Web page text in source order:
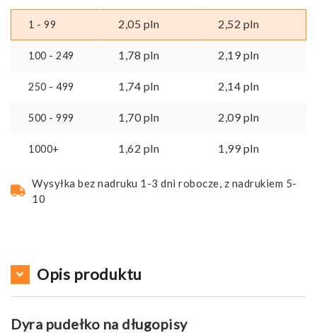
1 - 99 2,05 pln 2,52 pln
100 - 249 1,78 pln 2,19pln
250 - 499 1,74 pln 2,14 pln
500 - 999 1,70pln 2,09pln
1000+ 1,62 pln 1,99pln
Wysyłka bez nadruku 1-3 dni robocze, z nadrukiem 5-
10
Opis produktu
Dyra pudełko na długopisy